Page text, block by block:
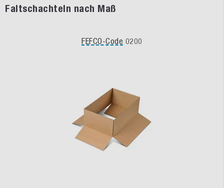
Faltschachteln nach Maß
FEFCO-Code 0200